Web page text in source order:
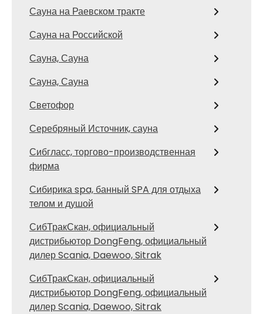
Сауна на Раевском тракте
Сауна на Российской
Сауна, Сауна
Сауна, Сауна
Светофор
Серебряный Источник, сауна
Сибгласс, торгово-производственная
фирма
Сибирика spa, банный SPA для отдыха
телом и душой
СибТракСкан, официальный
дистрибьютор DongFeng, официальный
дилер Scania, Daewoo, Sitrak
СибТракСкан, официальный
дистрибьютор DongFeng, официальный
дилер Scania, Daewoo, Sitrak